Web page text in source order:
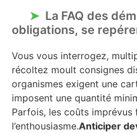
La FAQ des
obligations, se
Vous vous interrogez,
récoltez moult consignes
organismes exigent une
imposent une quantité
Parfois, les coûts
l’enthousiasme.Anticiper